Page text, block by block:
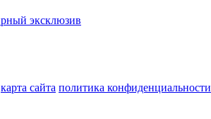
эксклюзив
карта сайта политика конфиденциальности